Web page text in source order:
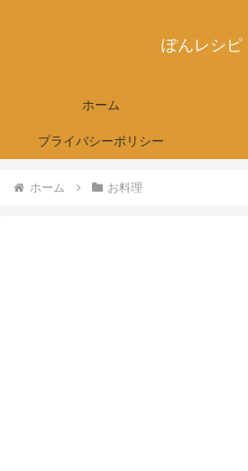
ぽんレシピ
ホーム
プライバシーポリシー
ホーム お料理